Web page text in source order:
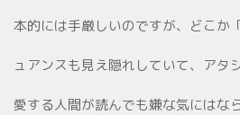
本的には手厳しいのですが、どこか
ュアンスも見え隠れしていて、アタ
愛する人間が読んでも嫌な気にはな